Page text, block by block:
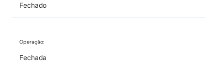
Fechado
Operação:
Fechada